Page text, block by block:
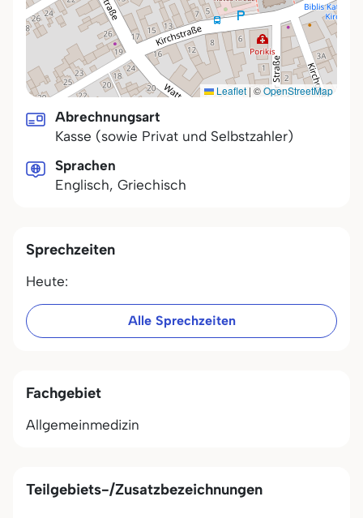
Leaflet | ©OpenStreetMap
Abrechnungsart
Kasse (sowie Privat und Selbstzahler)
Sprachen
Englisch, Griechisch
Sprechzeiten
Heute:
Alle Sprechzeiten
Fachgebiet
Allgemeinmedizin
Teilgebiets-/Zusatzbezeichnungen